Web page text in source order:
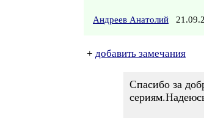
Андреев Анатолий
+ добавить замечания
Спасибо за